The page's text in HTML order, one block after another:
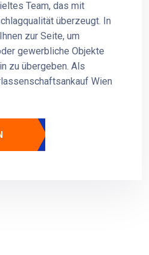
Team, das mit
überzeugt. In
zur Seite, um
gewerbliche Objekte
zu übergeben. Als
Wien